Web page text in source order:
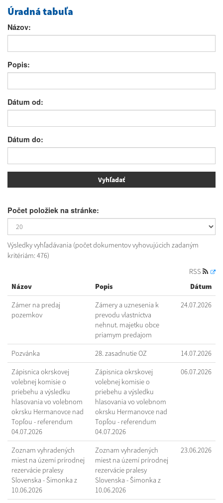
Úradná tabuľa
Názov:
Popis:
Dátum od:
Dátum do:
Počet položiek na stránke:
Výsledky vyhľadávania (počet dokumentov vyhovujúcich zadaným
kritériám: 476)
RSS
Názov
Popis Dátum
Zámer na predaj
pozemkov
Zámery a uznesenia k
prevodu vlastníctva
nehnut. majetku obce
priamym predajom
24.07.2026
Pozvánka 28. zasadnutie OZ 14.07.2026
Zápisnica okrskovej
volebnej komisie o
priebehu a výsledku
hlasovania vo volebnom
okrsku Hermanovce nad
Topľou - referendum
04.07.2026
Zápisnica okrskovej
volebnej komisie o
priebehu a výsledku
hlasovania vo volebnom
okrsku Hermanovce nad
Topľou - referendum
04.07.2026
06.07.2026
Zoznam vyhradených
miest na území prírodnej
rezervácie pralesy
Slovenska - Šimonka z
10.06.2026
Zoznam vyhradených
miest na území prírodnej
rezervácie pralesy
Slovenska - Šimonka z
10.06.2026
23.06.2026